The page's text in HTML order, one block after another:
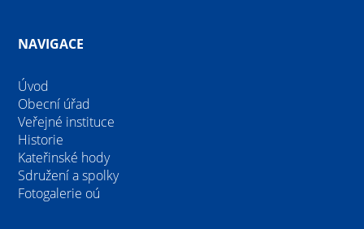
NAVIGACE
Úvod
Obecní úřad
Veřejné instituce
Historie
Kateřinské hody
Sdružení a spolky
Fotogalerie oú